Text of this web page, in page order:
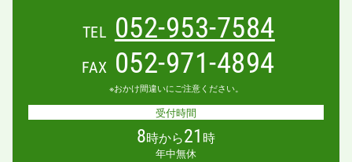
TEL 052-953-7584
FAX 052-971-4894
※おかけ間違いにご注意ください。
受付時間
8時から21 時
年中無休